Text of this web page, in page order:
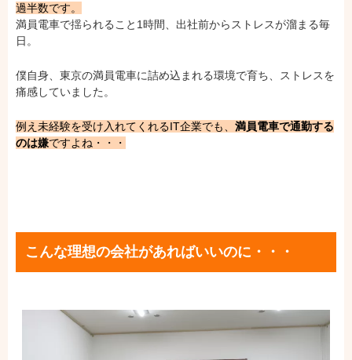
過半数です。
満員電車で揺られること1時間、出社前からストレスが溜まる毎
日。
僕自身、東京の満員電車に詰め込まれる環境で育ち、ストレスを
痛感していました。
例え未経験を受け入れてくれるIT企業でも、 満員電車で通勤する
のは嫌ですよね・・・
こんな理想の会社があればいいのに・・・